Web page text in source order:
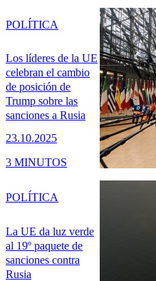
Los líderes de la UE
celebran el cambio
de posición de
Trump sobre las
sanciones a Rusia
23.10.2025
POLÍTICA
3 MINUTOS
La UE da luz verde
al 19º paquete de
sanciones contra
Rusia
POLÍTICA